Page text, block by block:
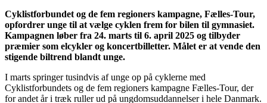
Cyklistforbundet og de fem regioners kampagne, Fælles-Tour,
opfordrer unge til at vælge cyklen frem for bilen til gymnasiet.
Kampagnen løber fra 24. marts til 6. april 2025 og tilbyder
præmier som elcykler og koncertbilletter. Målet er at vende den
stigende biltrend blandt unge.
I marts springer tusindvis af unge op på cyklerne med
Cyklistforbundets og de fem regioners kampagne Fælles-Tour, der
for andet år i træk ruller ud på ungdomsuddannelser i hele Danmark.